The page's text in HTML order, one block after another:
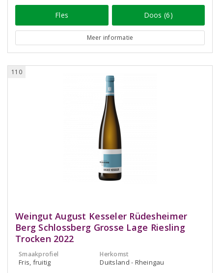
Fles Doos (6)
Meer informatie
110
Weingut August Kesseler Rüdesheimer
Berg Schlossberg Grosse Lage Riesling
Trocken 2022
Smaakprofiel
Fris, fruitig
Herkomst
Duitsland - Rheingau